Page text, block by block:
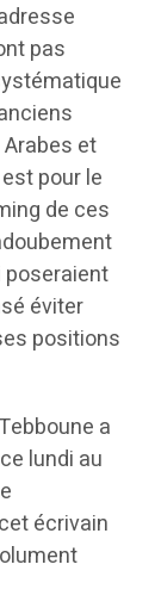
pas
et
pour le
de ces
poseraient
éviter
positions
a
lundi au
écrivain